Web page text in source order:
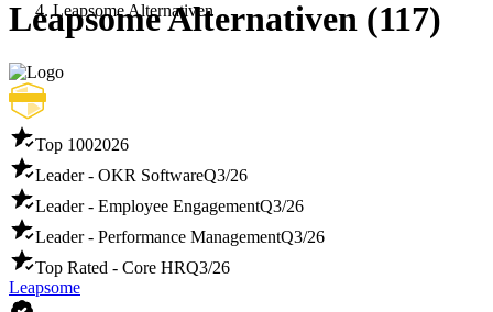
Leapsome Alternativen
Leapsome Alternativen (117)
Top 1002026
Leader - OKR SoftwareQ3/26
Leader - Employee EngagementQ3/26
Leader - Performance ManagementQ3/26
Top Rated - Core HRQ3/26
Leapsome